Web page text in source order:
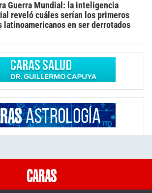
Guerra Mundial: la inteligencia
reveló cuáles serían los primeros
latinoamericanos en ser derrotados